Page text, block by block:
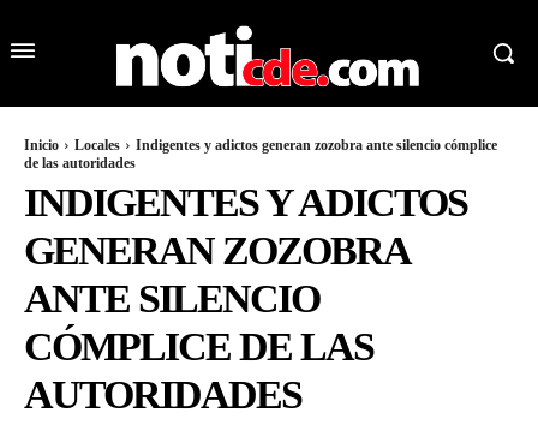
Inicio Locales
Indigentes y adictos generan zozobra ante silencio cómplice
de las autoridades
INDIGENTES Y ADICTOS
GENERAN ZOZOBRA
ANTE SILENCIO
CÓMPLICE DE LAS
AUTORIDADES